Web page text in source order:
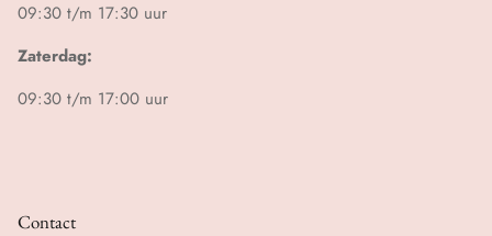
09:30 t/m 17:30 uur
Zaterdag:
09:30 t/m 17:00 uur
Contact